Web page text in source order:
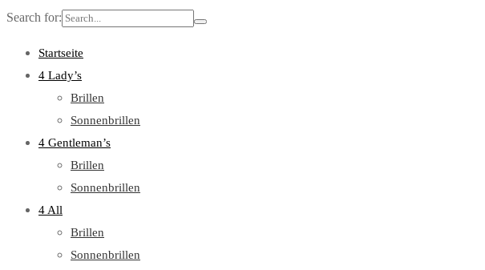
Search for:
Startseite
4 Lady’s
Brillen
Sonnenbrillen
4 Gentleman’s
Brillen
Sonnenbrillen
4 All
Brillen
Sonnenbrillen